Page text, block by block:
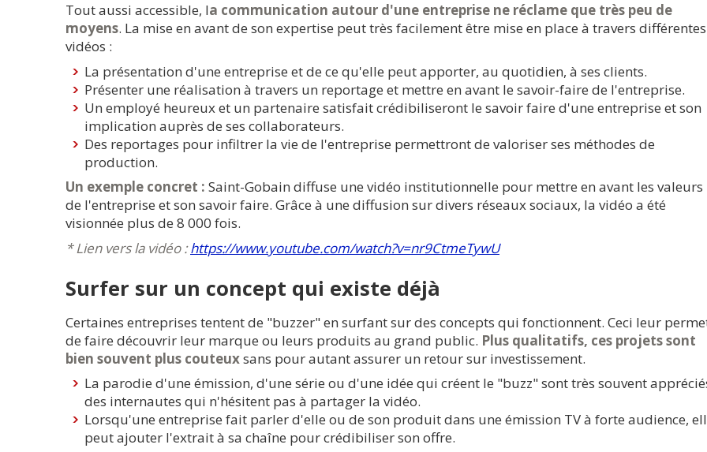
Tout aussi accessible, la communication autour d'une entreprise ne réclame que très peu de
moyens. La mise en avant de son expertise peut très facilement être mise en place à travers différentes
vidéos :
La présentation d'une entreprise et de ce qu'elle peut apporter, au quotidien, à ses clients.
Présenter une réalisation à travers un reportage et mettre en avant le savoir-faire de l'entreprise.
Un employé heureux et un partenaire satisfait crédibiliseront le savoir faire d'une entreprise et son
implication auprès de ses collaborateurs.
Des reportages pour infiltrer la vie de l'entreprise permettront de valoriser ses méthodes de
production.
Un exemple concret : Saint-Gobain diffuse une vidéo institutionnelle pour mettre en avant les valeurs
de l'entreprise et son savoir faire. Grâce à une diffusion sur divers réseaux sociaux, la vidéo a été
visionnée plus de 8 000 fois.
* Lien vers la vidéo :https://www.youtube.com/watch?v=nr9CtmeTywU
Surfer sur un concept qui existe déjà
Certaines entreprises tentent de "buzzer" en surfant sur des concepts qui fonctionnent. Ceci leur
de faire découvrir leur marque ou leurs produits au grand public. Plus qualitatifs, ces projets sont
bien souvent plus couteuxsans pour autant assurer un retour sur investissement.
La parodie d'une émission, d'une série ou d'une idée qui créent le "buzz" sont très souvent
des internautes qui n'hésitent pas à partager la vidéo.
Lorsqu'une entreprise fait parler d'elle ou de son produit dans une émission TV à forte audience,
peut ajouter l'extrait à sa chaîne pour crédibiliser son offre.